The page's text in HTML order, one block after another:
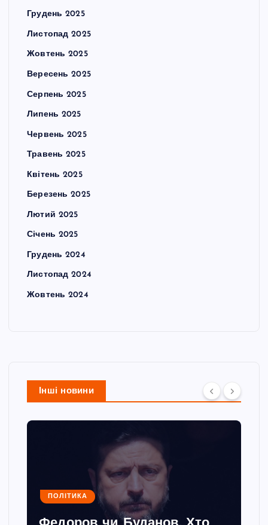
Грудень 2025
Листопад 2025
Жовтень 2025
Вересень 2025
Серпень 2025
Липень 2025
Червень 2025
Травень 2025
Квітень 2025
Березень 2025
Лютий 2025
Січень 2025
Грудень 2024
Листопад 2024
Жовтень 2024
Інші новини
ПОЛІТИКА